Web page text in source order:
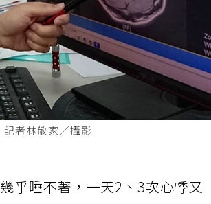
者林敬家／攝影
乎睡不著，一天2、3次心悸又